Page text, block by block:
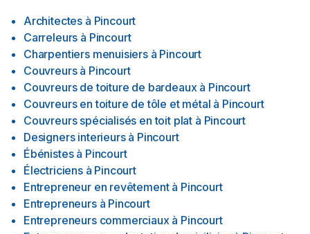
Architectes à Pincourt
Carreleurs à Pincourt
Charpentiers menuisiers à Pincourt
Couvreurs à Pincourt
Couvreurs de toiture de bardeaux à Pincourt
Couvreurs en toiture de tôle et métal à Pincourt
Couvreurs spécialisés en toit plat à Pincourt
Designers interieurs à Pincourt
Ébénistes à Pincourt
Électriciens à Pincourt
Entrepreneur en revêtement à Pincourt
Entrepreneurs à Pincourt
Entrepreneurs commerciaux à Pincourt